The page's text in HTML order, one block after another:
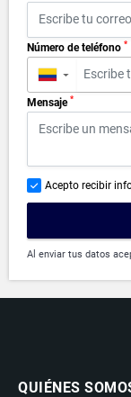
Número de teléfono *
▼
Mensaje *
Acepto recibir
Al enviar tus datos
QUIÉNES